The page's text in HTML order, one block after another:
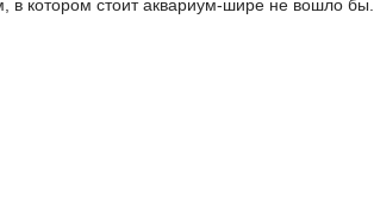
в котором стоит аквариум-шире не вошло бы.